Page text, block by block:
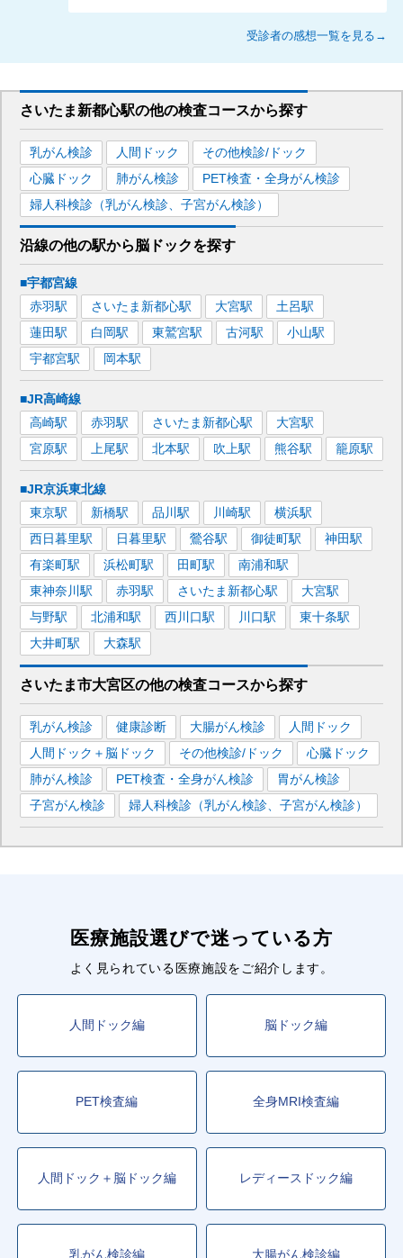
受診者の感想一覧を見る→
さいたま新都心駅の他の検査コースから探す
乳がん検診 人間ドック
その他検診/ドック
心臓ドック
肺がん検診
PET検査・全身がん検診
婦人科検診（乳がん検診、子宮がん検診）
沿線の他の駅から脳ドックを探す
■宇都宮線
赤羽駅 さいたま新都心駅 大宮駅 土呂駅
蓮田駅 白岡駅 東鷲宮駅 古河駅 小山駅
宇都宮駅 岡本駅
■JR高崎線
高崎駅 赤羽駅 さいたま新都心駅 大宮駅
宮原駅 上尾駅 北本駅 吹上駅 熊谷駅 籠原駅
■JR京浜東北線
東京駅 新橋駅 品川駅 川崎駅 横浜駅
西日暮里駅 日暮里駅 鶯谷駅 御徒町駅 神田駅
有楽町駅 浜松町駅 田町駅 南浦和駅
東神奈川駅 赤羽駅 さいたま新都心駅 大宮駅
与野駅 北浦和駅 西川口駅 川口駅 東十条駅
大井町駅 大森駅
さいたま市大宮区の他の検査コースから探す
乳がん検診 健康診断 大腸がん検診
人間ドック
人間ドック＋脳ドック
その他検診/ドック
心臓ドック
肺がん検診
PET検査・全身がん検診
胃がん検診
子宮がん検診
婦人科検診（乳がん検診、子宮がん検診）
医療施設選びで迷っている方
よく見られている医療施設をご紹介します。
人間ドック編 脳ドック編
PET検査編 全身MRI検査編
人間ドック＋脳ドック編 レディースドック編
乳がん検診編 大腸がん検診編